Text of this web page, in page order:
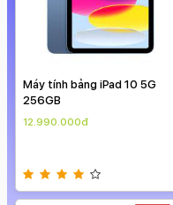
Máy tính bảng iPad A16 5G
128GB
12.890.000đ